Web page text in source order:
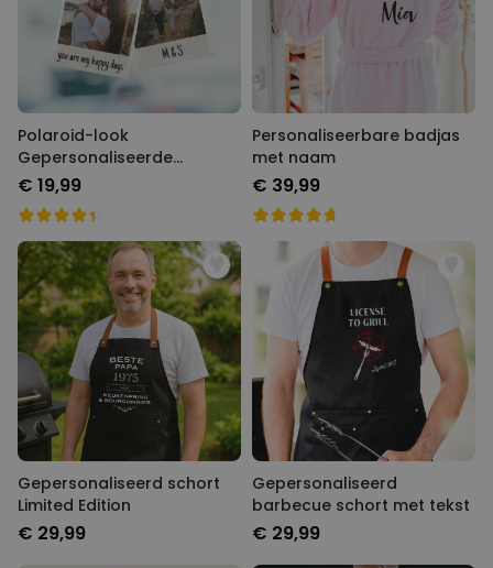
Polaroid-look
Gepersonaliseerde
Geurhanger set van 2
€ 19,99
Personaliseerbare badjas
met naam
€ 39,99
Gepersonaliseerd schort
Limited Edition
€ 29,99
Gepersonaliseerd
barbecue schort met tekst
€ 29,99